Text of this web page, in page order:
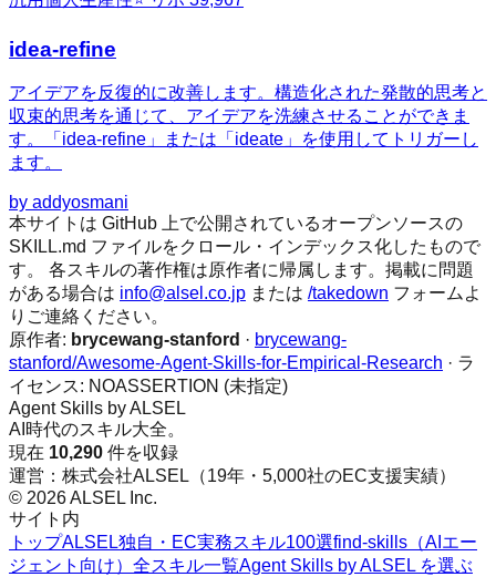
idea-refine
アイデアを反復的に改善します。構造化された発散的思考と
収束的思考を通じて、アイデアを洗練させることができま
す。「idea-refine」または「ideate」を使用してトリガーし
ます。
by addyosmani
本サイトは GitHub 上で公開されているオープンソースの
SKILL.md ファイルをクロール・インデックス化したもので
す。 各スキルの著作権は原作者に帰属します。掲載に問題
がある場合は info@alsel.co.jp または /takedown フォームよ
りご連絡ください。
原作者: brycewang-stanford · brycewang-
stanford/Awesome-Agent-Skills-for-Empirical-Research · ラ
イセンス: NOASSERTION (未指定)
Agent Skills by ALSEL
AI時代のスキル大全。
現在 10,290 件を収録
運営：株式会社ALSEL（19年・5,000社のEC支援実績）
© 2026 ALSEL Inc.
サイト内
トップALSEL独自・EC実務スキル100選find-skills（AIエー
ジェント向け） 全スキル一覧Agent Skills by ALSEL を選ぶ